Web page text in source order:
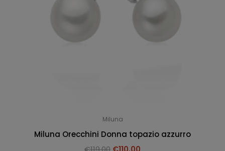
Miluna
Miluna Orecchini Donna topazio azzurro